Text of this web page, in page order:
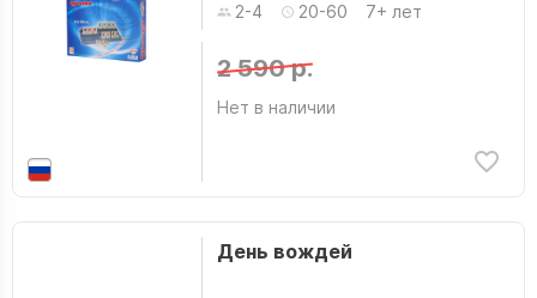
2-4 20-60 7+ лет
2 590 р.
Нет в наличии
День вождей